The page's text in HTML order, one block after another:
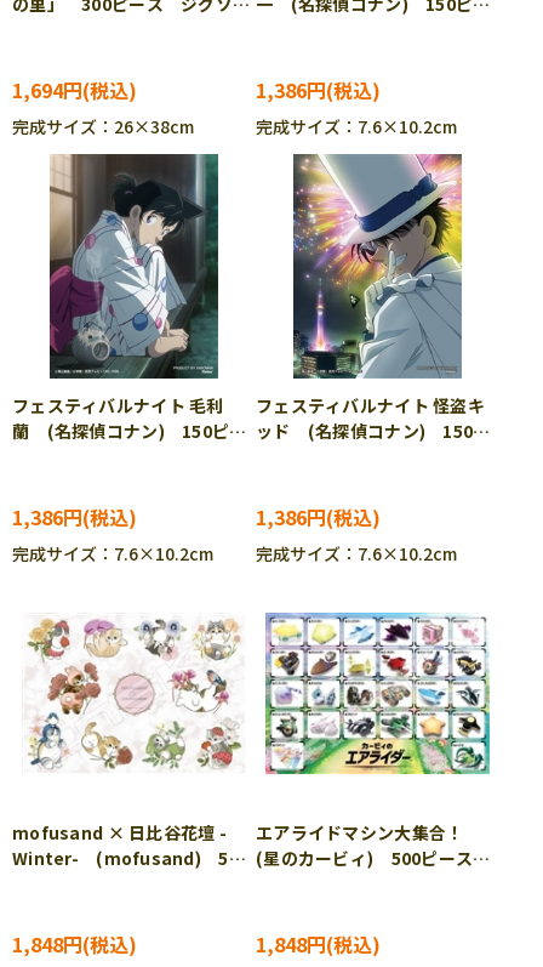
1,694円
完成サイズ：26×38cm
1,386円
完成サイズ：7.6×10.2cm
フェスティバルナイト 毛利
蘭 (名探偵コナン) 150ピー
1,386円
完成サイズ：7.6×10.2cm
フェスティバルナイト 怪盗キ
ッド (名探偵コナン) 150ピ
1,386円
完成サイズ：7.6×10.2cm
mofusand × 日比谷花壇 -
Winter- (mofusand) 500
1,848円
エアライドマシン大集合！
(星のカービィ) 500ピース
1,848円